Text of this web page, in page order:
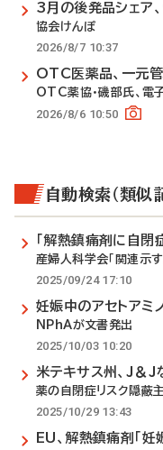
3月の後発品シェア
協会けんぽ
2026/8/7 10:37
OTC医薬品、一元
OTC薬協・磯部氏、電
2026/8/6 10:50
自動検索（類似
「解熱鎮痛剤に自閉
産婦人科学会「関連示
2025/09/24 17:10
妊娠中のアセトアミ
NPhAが文書発出
2025/10/03 10:20
米テキサス州、J＆J
薬の自閉症リスク隠蔽
2025/10/29 13:43
EU、解熱鎮痛剤「妊